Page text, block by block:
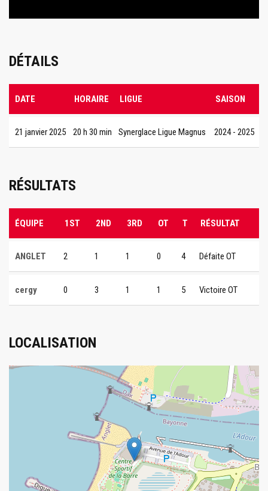
DÉTAILS
DATE HORAIRE LIGUE SAISON
21 janvier 2025 20 h 30 min Synerglace Ligue Magnus 2024 - 2025
RÉSULTATS
ÉQUIPE 1ST 2ND 3RD OT T RÉSULTAT
ANGLET 2 1 1 0 4 Défaite OT
cergy 0 3 1 1 5 Victoire OT
LOCALISATION